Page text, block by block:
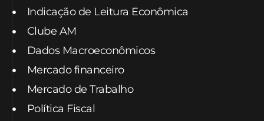
Indicação de Leitura Econômica
Clube AM
Dados Macroeconômicos
Mercado financeiro
Mercado de Trabalho
Política Fiscal